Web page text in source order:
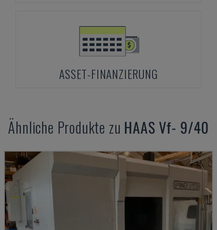
ASSET-FINANZIERUNG
Ähnliche Produkte zu HAAS Vf- 9/40